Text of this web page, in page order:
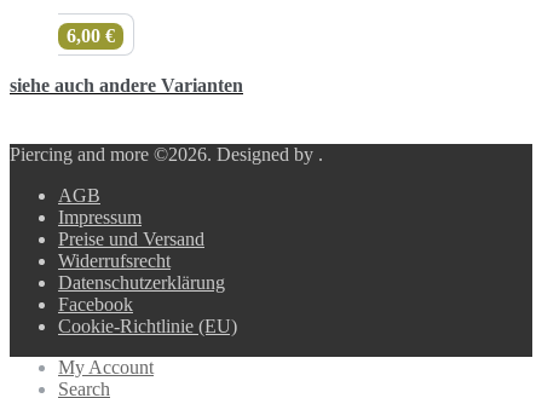
6,00 €
siehe auch andere Varianten
Piercing and more ©2026. Designed by .
AGB
Impressum
Preise und Versand
Widerrufsrecht
Datenschutzerklärung
Facebook
Cookie-Richtlinie (EU)
My Account
Search